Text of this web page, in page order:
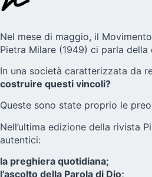
Nel mese di maggio, il
Pietra Milare (1949) ci parla
In una società caratterizzata da
costruire questi vincoli?
Queste sono state proprio le
Nell’ultima edizione della rivista
autentici:
la preghiera quotidiana;
l’ascolto della Parola di Dio;